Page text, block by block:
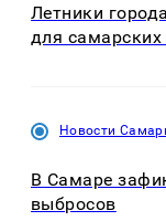
Летники
для самарских
Новости
В Самаре
выбросов